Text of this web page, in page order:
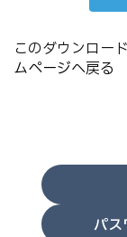
このダウンロー
ムページへ戻る
パス